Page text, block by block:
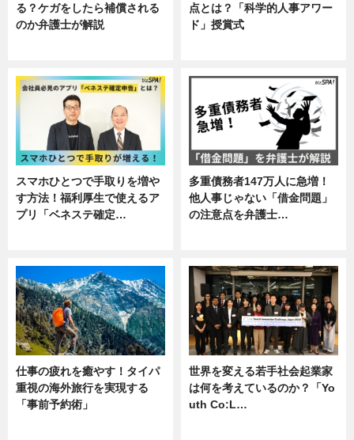
る？ケガをしたら補償される
のか弁護士が解説
点とは？「科学的人事アワー
ド」授賞式
スマホひとつで手取りを増や
す方法！福利厚生で使えるア
プリ「ベネステ確定…
多重債務者147万人に急増！
他人事じゃない「借金問題」
の注意点を弁護士…
仕事の疲れを癒やす！タイパ
重視の海外旅行を実現する
「事前予約術」
世界を変える若手社会起業家
は何を考えているのか？「Yo
uth Co:L…